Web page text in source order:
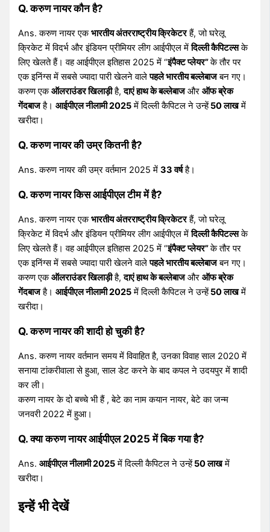
Q. करुण नायर कौन है?
Ans. करुण नायर एकभारतीय अंतरराष्ट्रीय क्रिकेटरहैं, जो घरेलू
क्रिकेट में विदर्भ और इंडियन प्रीमियर लीग आईपीएल मेंदिल्ली कैपिटल्सके
लिए खेलते हैं। वह आईपीएल इतिहास 2025 में “इंपैक्ट प्लेयर”के तौर पर
एक इनिंग्स में सबसे ज्यादा पारी खेलने वालेपहले भारतीय बल्लेबाजबन गए।
करुण एकऑलराउंडर खिलाड़ीहै,दाएं हाथ के बल्लेबाजऔरऑफ ब्रेक
गेंदबाजहै।आईपीएल नीलामी 2025में दिल्ली कैपिटल ने उन्हें50 लाखमें
खरीदा।
Q. करुण नायर की उम्र कितनी है?
Ans. करुण नायर की उम्र वर्तमान 2025 में33 वर्षहै।
Q. करुण नायर किस आईपीएल टीम में है?
Ans. करुण नायर एकभारतीय अंतरराष्ट्रीय क्रिकेटरहैं, जो घरेलू
क्रिकेट में विदर्भ और इंडियन प्रीमियर लीग आईपीएल मेंदिल्ली कैपिटल्सके
लिए खेलते हैं। वह आईपीएल इतिहास 2025 में “इंपैक्ट प्लेयर”के तौर पर
एक इनिंग्स में सबसे ज्यादा पारी खेलने वालेपहले भारतीय बल्लेबाजबन गए।
करुण एकऑलराउंडर खिलाड़ीहै,दाएं हाथ के बल्लेबाजऔरऑफ ब्रेक
गेंदबाजहै।आईपीएल नीलामी 2025में दिल्ली कैपिटल ने उन्हें50 लाखमें
खरीदा।
Q. करुण नायर की शादी हो चुकी है?
Ans. करुण नायर वर्तमान समय में विवाहित है, उनका विवाह साल 2020 में
सनाया टांकरीवाला से हुआ, साल डेट करने के बाद कपल ने उदयपुर में शादी
कर ली।
करुण नायर के दो बच्चे भी हैं , बेटे का नाम कयान नायर, बेटे का जन्म
जनवरी 2022 में हुआ।
Q. क्या करुण नायर आईपीएल 2025 में बिक गया है?
Ans.आईपीएल नीलामी 2025में दिल्ली कैपिटल ने उन्हें50 लाखमें
खरीदा।
इन्हें भी देखें